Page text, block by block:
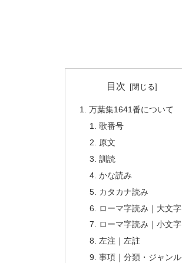
目次
万葉集1641番について
歌番号
原文
訓読
かな読み
カタカナ読み
ローマ字読み｜大文字
ローマ字読み｜小文字
左注｜左註
事項｜分類・ジャンル